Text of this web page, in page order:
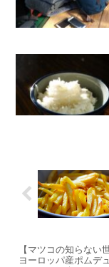
【マツコの知らない
ヨーロッパ産ポムデ